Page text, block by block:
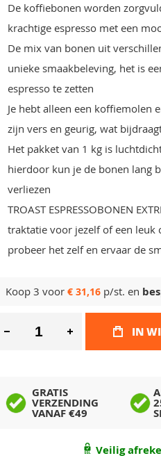
De koffiebonen worden
krachtige espresso met een
De mix van bonen uit
unieke smaakbeleving, het is
espresso te zetten
Je hebt alleen een koffiemolen
zijn vers en geurig, wat
Het pakket van 1 kg is
hierdoor kun je de bonen lang
verliezen
TROAST ESPRESSOBONEN
traktatie voor jezelf of een leuk
probeer het zelf en ervaar de
Koop 3 voor€ 31,16 p/st. en
IN
GRATIS
VERZENDING
VANAF €49
Veilig